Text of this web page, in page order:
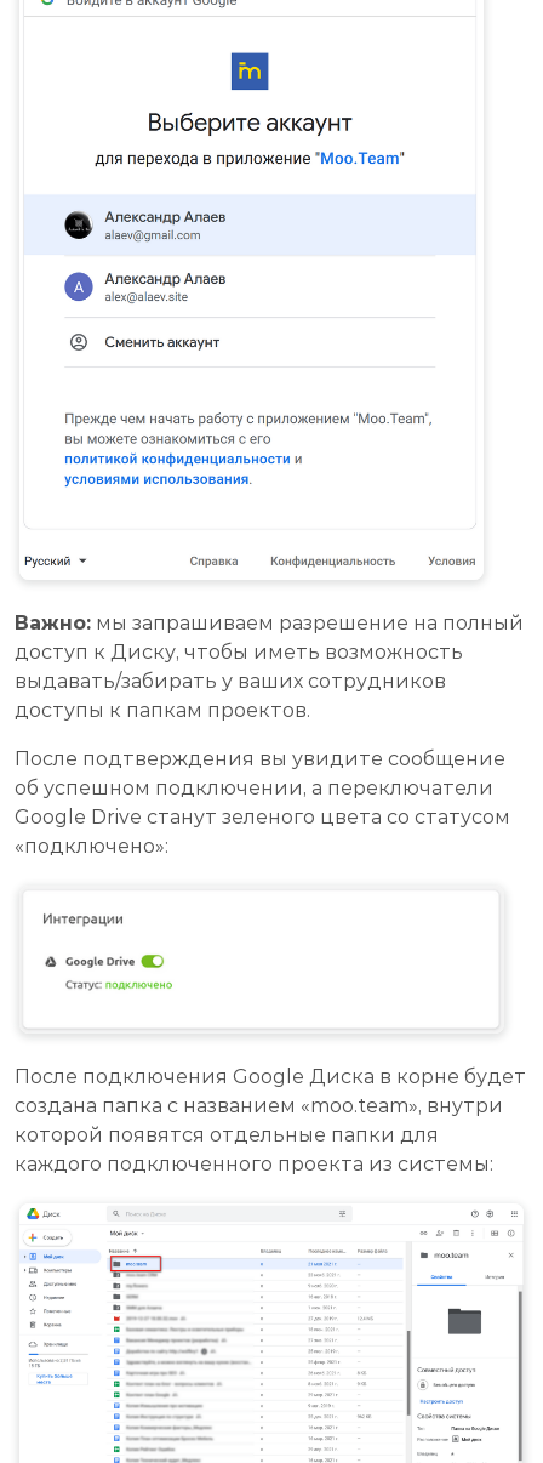
Важно: мы запрашиваем разрешение на полный
доступ к Диску, чтобы иметь возможность
выдавать/забирать у ваших сотрудников
доступы к папкам проектов.
После подтверждения вы увидите сообщение
об успешном подключении, а переключатели
Google Drive станут зеленого цвета со статусом
«подключено»:
После подключения Google Диска в корне будет
создана папка с названием «moo.team», внутри
которой появятся отдельные папки для
каждого подключенного проекта из системы: